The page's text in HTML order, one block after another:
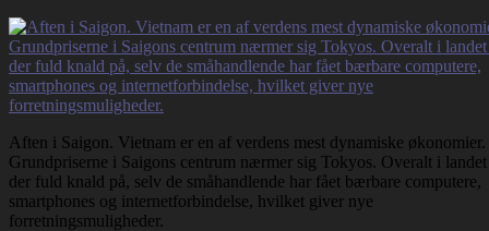
Aften i Saigon. Vietnam er en af verdens mest dynamiske økonomier.
Grundpriserne i Saigons centrum nærmer sig Tokyos. Overalt i
der fuld knald på, selv de småhandlende har fået bærbare computere,
smartphones og internetforbindelse, hvilket giver nye
forretningsmuligheder.